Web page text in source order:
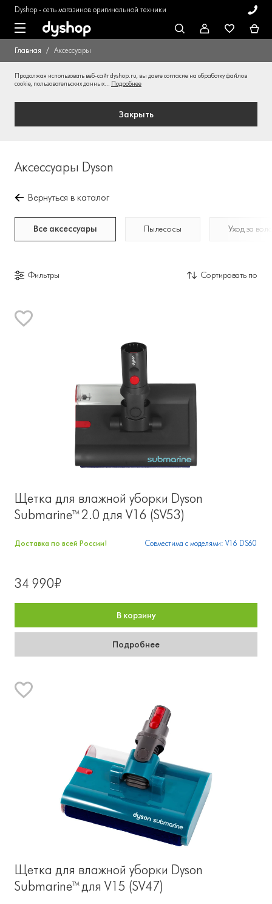
Dyshop - сеть магазинов оригинальной техники
Главная Аксессуары
Продолжая использовать веб-сайт dyshop.ru, вы даете согласие на обработку файлов
cookie, пользовательских данных... Подробнее
Закрыть
Аксессуары Dyson
Вернуться в каталог
Все аксессуары Пылесосы Уход за
Фильтры Сортировать по
Щетка для влажной уборки Dyson
Submarine™ 2.0 для V16 (SV53)
Доставка по всей России! Совместима с моделями: V16 DS60
34 990₽
В корзину
Подробнее
Щетка для влажной уборки Dyson
Submarine™ для V15 (SV47)